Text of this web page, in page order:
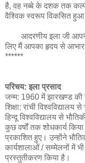
है, वह नब्बे के दशक तक
वैश्विक स्वरूप विकसित
आदरणीय इला जी
लिए मैं आपका हृदय से आभार
******
परिचय: इला प्रसाद
जन्म: 1960 में झारखण्ड की
शिक्षा: रांची
हिन्दू विश्वविद्यालय से
कुछ वर्षों तक शोधकार्य
प्रकाशित हुए। उन्होंने
कार्यशालाओं / सम्मेलनों में
प्रस्तुतीकरण किया है।